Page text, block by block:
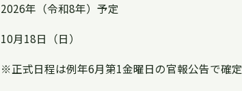
2026年（令和8年）予定
10月18日（日）
※正式日程は例年6月第1金曜日の官報公告で確定